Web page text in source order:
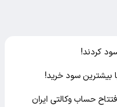
حساب وکالتی ایران